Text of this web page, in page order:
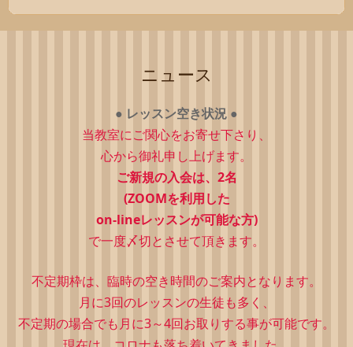
ニュース
● レッスン空き状況 ●
当教室にご関心をお寄せ下さり、
心から御礼申し上げます。
ご新規の入会は、2名
(ZOOMを利用した
on-lineレッスンが可能な方)
で一度〆切とさせて頂きます。
不定期枠は、 臨時の空き時間のご案内となります。
月に3回のレッスンの生徒も多く、
不定期の場合でも月に3～4回お取りする事が可能です。